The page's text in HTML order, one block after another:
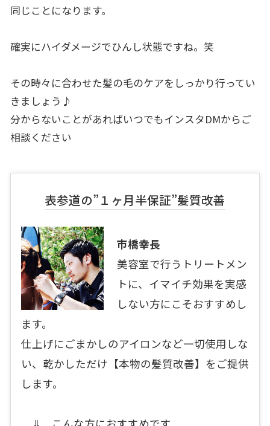
同じことになります。
確実にハイダメージでひんし状態ですね。笑
その時々に合わせた髪の毛のケアをしっかり行ってい
きましょう♪
分からないことがあればいつでもインスタDMからご
相談ください
表参道の”１ヶ月半保証”髪質改善
市橋幸長
美容室で行うトリートメン
トに、イマイチ効果を実感
しない方にこそおすすめし
ます。
仕上げにごまかしのアイロンなど一切使用しな
い、乾かしただけ【本物の髪質改善】をご提供
します。